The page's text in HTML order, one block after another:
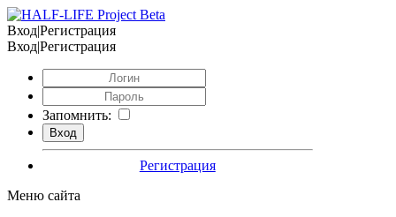
Вход|Регистрация
Вход|Регистрация
Запомнить:
Регистрация
Меню сайта